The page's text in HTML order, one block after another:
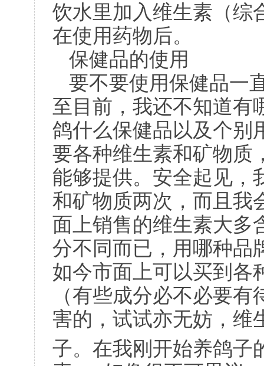
饮水里加入维生素（综
在使用药物后。
保健品的使用
要不要使用保健品一
至目前，我还不知道有
鸽什么保健品以及个别
要各种维生素和矿物质
能够提供。安全起见，
和矿物质两次，而且我
面上销售的维生素大多
分不同而已，用哪种品
如今市面上可以买到各
（有些成分必不必要
害的，试试亦无妨，维
子。在我刚开始养鸽子